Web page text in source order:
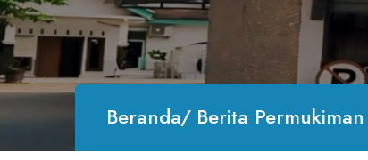
Beranda Berita Permukiman